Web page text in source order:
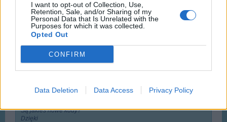
I want to opt-out of Collection, Use,
Retention, Sale, and/or Sharing of my
Personal Data that Is Unrelated with the
Purposes for which it was collected.
Opted Out
CONFIRM
Data Deletion Data Access Privacy Policy
Dzięki
Pozdrawiam
Jul 7, 2021
Są jakieś nowe kody?
Dzięki